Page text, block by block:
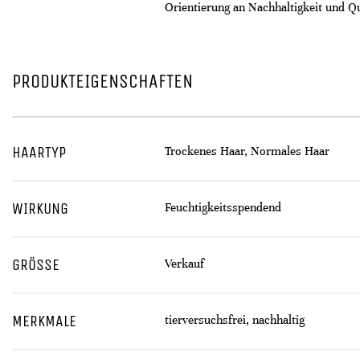
Orientierung an Nachhaltigkeit und
PRODUKTEIGENSCHAFTEN
HAARTYP Trockenes Haar, Normales Haar
WIRKUNG Feuchtigkeitsspendend
GRÖSSE Verkauf
MERKMALE tierversuchsfrei, nachhaltig